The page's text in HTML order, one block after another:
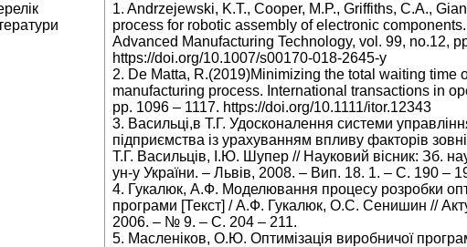
1. Andrzejewski, K.T., Cooper, M.P., Griffiths, C.A.,
process for robotic assembly of electronic
Advanced Manufacturing Technology, vol. 99, no.12,
https://doi.org/10.1007/s00170-018-2645-y
2. De Matta, R.(2019)Minimizing the total waiting time
manufacturing process. International transactions in
pp. 1096 – 1117. https://doi.org/10.1111/itor.12343
3. Васильці,в Т.Г. Удосконалення системи
підприємства із урахуванням впливу факторів
Т.Г. Васильців, І.Ю. Шупер // Науковий вісник: Зб.
ун-у України. – Львів, 2008. – Вип. 18. 1. – С. 190 –
4. Гукалюк, А.Ф. Моделювання процесу розробки
програми [Текст] / А.Ф. Гукалюк, О.С. Сенишин //
2006. – № 9. – С. 204 – 211.
5. Масленіков, О.Ю. Оптимізація виробничої